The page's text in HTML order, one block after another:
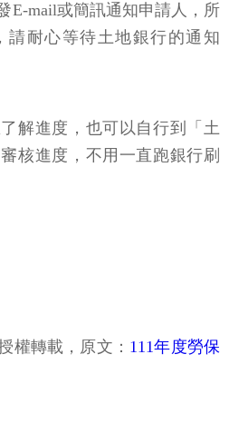
E-mail或簡訊通知申請人，所
請耐心等待土地銀行的通知
解進度，也可以自行到「土
核進度，不用一直跑銀行刷
權轉載，原文： 111年度勞保